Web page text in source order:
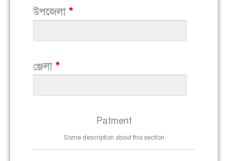
উপজেলা *
ঞ্জেলা *
Patment
Some description about this section